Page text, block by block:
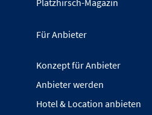
Für Anbieter
Konzept für Anbieter
Anbieter werden
Hotel & Location anbieten